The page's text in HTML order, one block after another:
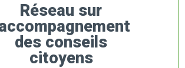
Réseau sur
des conseils
citoyens